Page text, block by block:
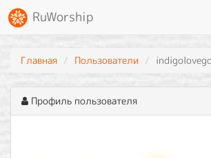
RuWorship
Главная Пользователи
Профиль пользователя